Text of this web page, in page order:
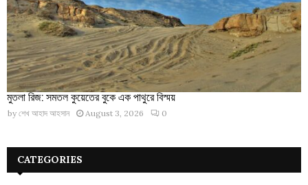
মুতলা রিজ: সমতল কুয়েতের বুকে এক পাথুরে বিস্ময়
by শেখ আহাদ আহসান August 3, 2026 0
CATEGORIES